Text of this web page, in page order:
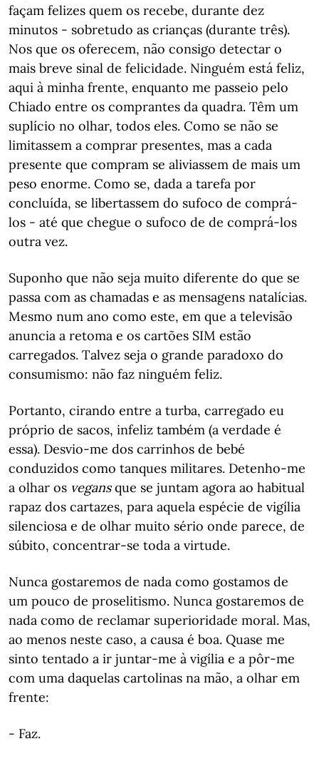
façam felizes quem os recebe, durante dez
minutos - sobretudo as crianças (durante três).
Nos que os oferecem, não consigo detectar o
mais breve sinal de felicidade. Ninguém está feliz,
aqui à minha frente, enquanto me passeio pelo
Chiado entre os comprantes da quadra. Têm um
suplício no olhar, todos eles. Como se não se
limitassem a comprar presentes, mas a cada
presente que compram se aliviassem de mais um
peso enorme. Como se, dada a tarefa por
concluída, se libertassem do sufoco de comprá-
los - até que chegue o sufoco de de comprá-los
outra vez.
Suponho que não seja muito diferente do que se
passa com as chamadas e as mensagens natalícias.
Mesmo num ano como este, em que a televisão
anuncia a retoma e os cartões SIM estão
carregados. Talvez seja o grande paradoxo do
consumismo: não faz ninguém feliz.
Portanto, cirando entre a turba, carregado eu
próprio de sacos, infeliz também (a verdade é
essa). Desvio-me dos carrinhos de bebé
conduzidos como tanques militares. Detenho-me
a olhar os vegansque se juntam agora ao habitual
rapaz dos cartazes, para aquela espécie de vigília
silenciosa e de olhar muito sério onde parece, de
súbito, concentrar-se toda a virtude.
Nunca gostaremos de nada como gostamos de
um pouco de proselitismo. Nunca gostaremos de
nada como de reclamar superioridade moral. Mas,
ao menos neste caso, a causa é boa. Quase me
sinto tentado a ir juntar-me à vigília e a pôr-me
com uma daquelas cartolinas na mão, a olhar em
frente:
- Faz.